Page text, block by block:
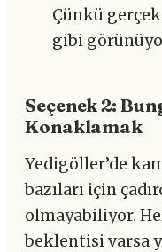
Çünkü
gibi
Seçenek 2:
Konaklamak
Yedigöller’de
bazıları için
olmayabiliyor.
beklentisi varsa